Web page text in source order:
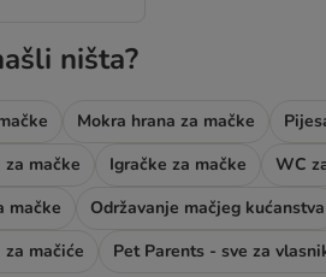
ništa?
Mokra hrana za mačke
mačke
Igračke za mačke
mačke
Održavanje mačjeg kućanstva
mačiće
Pet Parents - sve za